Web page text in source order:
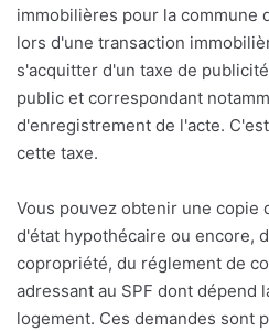
immobilières pour la commune
lors d'une transaction
s'acquitter d'un taxe de
public et correspondant
d'enregistrement de l'acte.
cette taxe.
Vous pouvez obtenir une copie
d'état hypothécaire ou encore,
copropriété, du réglement de
adressant au SPF dont dépend
logement. Ces demandes sont